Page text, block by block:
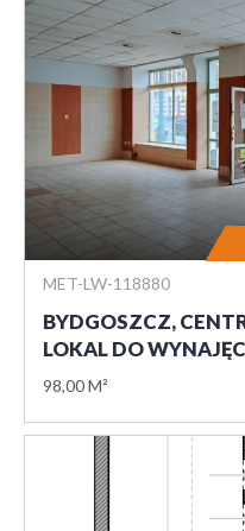
MET-LW-118880
BYDGOSZCZ,
LOKAL DO
98,00 M²